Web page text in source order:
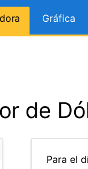
Gráfica
de
Para el